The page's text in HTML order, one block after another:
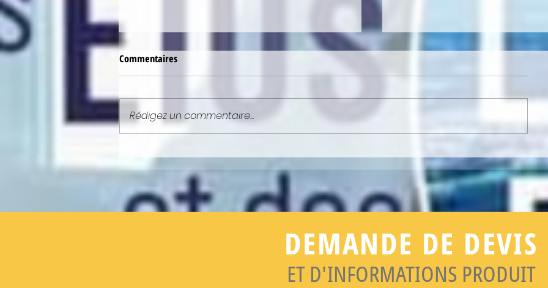
NEWSLETTER : ELLE EST EN LIGNE ! NEWSLETTER : ELLE EST EN LIGNE
Commentaires
Rédigez un commentaire...
DEMANDE DE DEVIS
ET D'INFORMATIONS PRODUIT